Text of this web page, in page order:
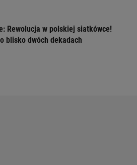
Rewolucja w polskiej siatkówce!
blisko dwóch dekadach